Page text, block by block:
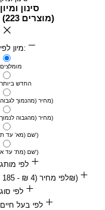
סינון ומיון
(
223 מוצרים)
מיון לפי:
מומלצים
החדש ביותר
מחיר (מהנמוך לגבוה)
מחיר (מהגבוה לנמוך)
שם (מא' עד ת')
שם (מת' עד א')
לפי מותג
בלו וולף
לפי מחיר (‏4 ‏₪ - ‏185 ‏₪)
‏185 ‏₪
לפי סוג
לפי בעל חיים